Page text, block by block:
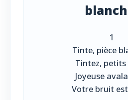
1
Tinte, pièce
Tintez, petits
Joyeuse
Votre bruit